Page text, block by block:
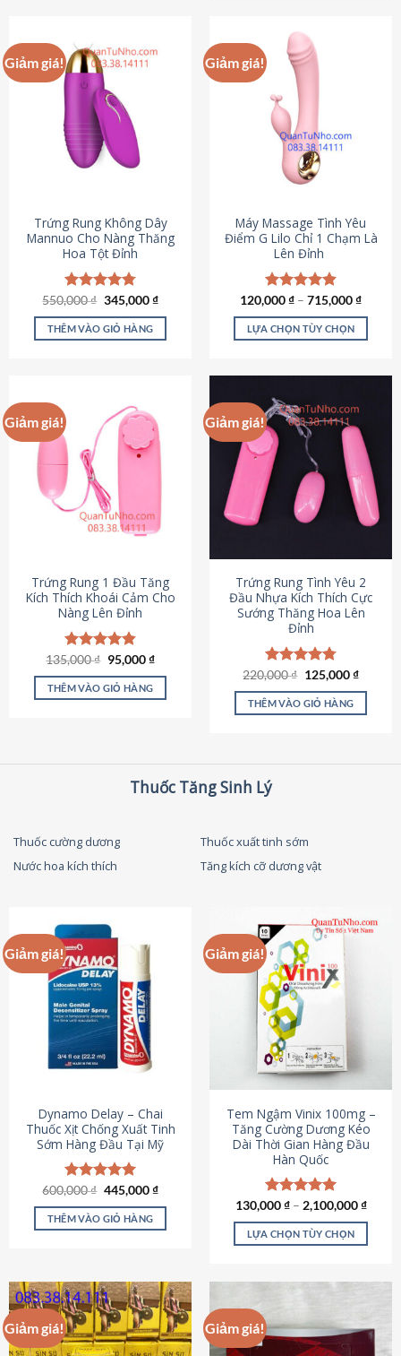
Giảm giá!
Trứng Rung Không Dây
Mannuo Cho Nàng Thăng
Hoa Tột Đỉnh
Được xếp
hạng4.81
5 sao
550,000₫ Giá
là:
550,000 ₫.
345,000₫Giá
tại
THÊM VÀO GIỎ HÀNG
Giảm giá!
Máy Massage Tình Yêu
Điểm G Lilo Chỉ 1 Chạm Là
Lên Đỉnh
Được xếp
hạng4.85
5 sao
120,000₫ – 715,000₫
LỰA CHỌN TÙY CHỌN
có
nhiều
biến
thể.
Các
tùy
chọn
được
chọn
trên
trang
sản
phẩm
Giảm giá!
Trứng Rung 1 Đầu Tăng
Kích Thích Khoái Cảm Cho
Nàng Lên Đỉnh
Được xếp
hạng4.87
5 sao
135,000₫ Giá
gốc
là:
135,000 ₫.
95,000₫Giá
tại
THÊM VÀO GIỎ HÀNG
Giảm giá!
Trứng Rung Tình Yêu 2
Đầu Nhựa Kích Thích Cực
Sướng Thăng Hoa Lên
Đỉnh
Được xếp
hạng4.79
5 sao
220,000₫ Giá
là:
220,000 ₫.
125,000₫Giá
tại
THÊM VÀO GIỎ HÀNG
Thuốc Tăng Sinh Lý
Thuốc cường dương
Thuốc xuất tinh sớm
Nước hoa kích thích
Tăng kích cỡ dương vật
Giảm giá!
Dynamo Delay – Chai
Thuốc Xịt Chống Xuất Tinh
Sớm Hàng Đầu Tại Mỹ
Được xếp
hạng5.00
5 sao
600,000₫ Giá
là:
600,000 ₫.
445,000₫Giá
tại
THÊM VÀO GIỎ HÀNG
Giảm giá!
Tem Ngậm Vinix 100mg –
Tăng Cường Dương Kéo
Dài Thời Gian Hàng Đầu
Hàn Quốc
Được xếp
hạng5.00
5 sao
130,000₫– 2,100,000₫
LỰA CHỌN TÙY CHỌN
nhiều
biến
Giảm giá! Giảm giá!